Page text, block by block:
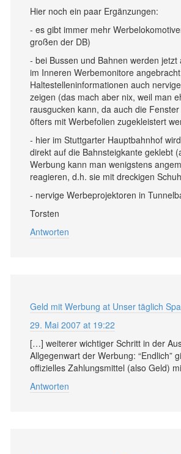
Hier noch ein paar Ergänzungen:
- es gibt immer mehr
großen der DB)
- bei Bussen und Bahnen werden jetzt
im Inneren Werbemonitore
Haltestelleninformationen auch
zeigen (das mach aber nix, weil man
rausgucken kann, da auch die
öfters mit Werbefolien zugekleistert
- hier im Stuttgarter Hauptbahnhof
direkt auf die Bahnsteigkante geklebt
Werbung kann man wenigstens
reagieren, d.h. sie mit dreckigen
- nervige Werbeprojektoren in
Torsten
Antworten
Geld mit Werbung at Unser täglich
29. Mai 2007 at 19:22
[…] weiterer wichtiger Schritt in der
Allgegenwart der Werbung: “Endlich”
offizielles Zahlungsmittel (also Geld)
Antworten